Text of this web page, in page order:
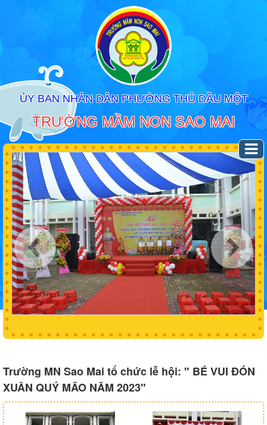
ỦY BAN NHÂN DÂN PHƯỜNG THỦ DẦU MỘT
TRƯỜNG MẦM NON SAO MAI
Trường MN Sao Mai tổ chức lễ hội: " BÉ VUI ĐÓN
XUÂN QUÝ MÃO NĂM 2023"